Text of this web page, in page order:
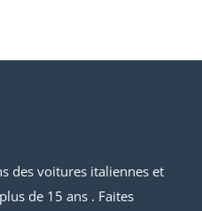
des voitures italiennes et
de 15 ans . Faites